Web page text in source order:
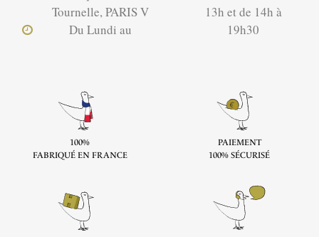
Tournelle, PARIS V
Du Lundi au
13h et de 14h à
19h30
100%
FABRIQUÉ EN FRANCE
PAIEMENT
100% SÉCURISÉ